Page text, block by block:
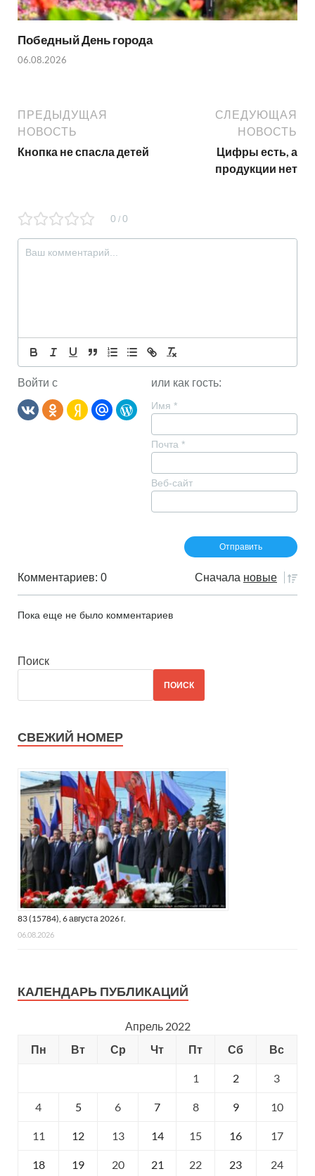
Победный День города
06.08.2026
ПРЕДЫДУЩАЯ
НОВОСТЬ
Кнопка не спасла детей
СЛЕДУЮЩАЯ
НОВОСТЬ
Цифры есть, а
продукции нет
0 / 0
Войти с или как гость:
Имя *
Почта *
Веб-сайт
Комментариев: 0 Сначала новые
Пока еще не было комментариев
Поиск
ПОИСК
СВЕЖИЙ НОМЕР
83 (15784), 6 августа 2026 г.
06.08.2026
КАЛЕНДАРЬ ПУБЛИКАЦИЙ
Апрель 2022
Пн
Вт Ср Чт Пт Сб Вс
1 2 3
4 5 6 7 8 9 10
11 12 13 14 15 16 17
18 19 20 21 22 23 24